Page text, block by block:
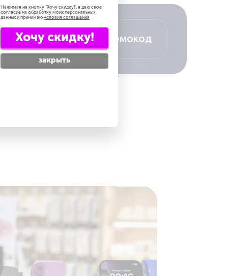
Получить промокод
Нажимая на кнопку "Хочу скидку!", я даю свое
согласие на обработку моих персональных
данных и принимаю условия соглашения
Хочу скидку!
закрыть